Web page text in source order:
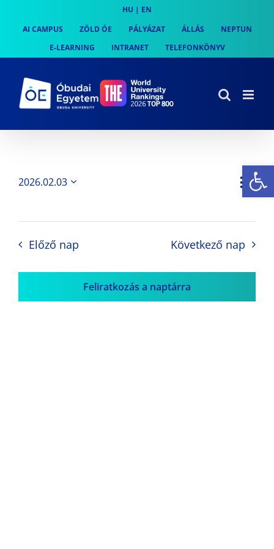
content
HU | EN
AI CAMPUS
ZÖLD ÓE PÁLYÁZAT ÁLLÁS
NEPTUN
E-LEARNING
INTRANET TELEFONKÖNYV
Nap
2026.02.03
Előző nap Következő nap
Feliratkozás a naptárra